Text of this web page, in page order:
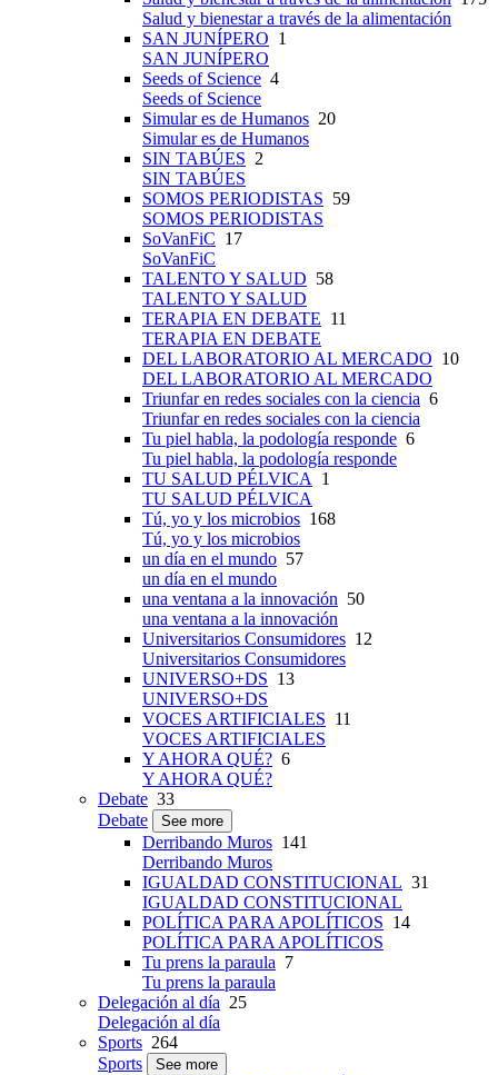
Salud y bienestar a través de la alimentación
SAN JUNÍPERO 1
SAN JUNÍPERO
Seeds of Science 4
Seeds of Science
Simular es de Humanos 20
Simular es de Humanos
SIN TABÚES 2
SIN TABÚES
SOMOS PERIODISTAS 59
SOMOS PERIODISTAS
SoVanFiC 17
SoVanFiC
TALENTO Y SALUD 58
TALENTO Y SALUD
TERAPIA EN DEBATE 11
TERAPIA EN DEBATE
DEL LABORATORIO AL MERCADO 10
DEL LABORATORIO AL MERCADO
Triunfar en redes sociales con la ciencia 6
Triunfar en redes sociales con la ciencia
Tu piel habla, la podología responde 6
Tu piel habla, la podología responde
TU SALUD PÉLVICA 1
TU SALUD PÉLVICA
Tú, yo y los microbios 168
Tú, yo y los microbios
un día en el mundo 57
un día en el mundo
una ventana a la innovación 50
una ventana a la innovación
Universitarios Consumidores 12
Universitarios Consumidores
UNIVERSO+DS 13
UNIVERSO+DS
VOCES ARTIFICIALES 11
VOCES ARTIFICIALES
Y AHORA QUÉ? 6
Y AHORA QUÉ?
Debate 33
Debate
See more
Derribando Muros 141
Derribando Muros
IGUALDAD CONSTITUCIONAL 31
IGUALDAD CONSTITUCIONAL
POLÍTICA PARA APOLÍTICOS 14
POLÍTICA PARA APOLÍTICOS
Tu prens la paraula 7
Tu prens la paraula
Delegación al día 25
Delegación al día
Sports 264
Sports
See more